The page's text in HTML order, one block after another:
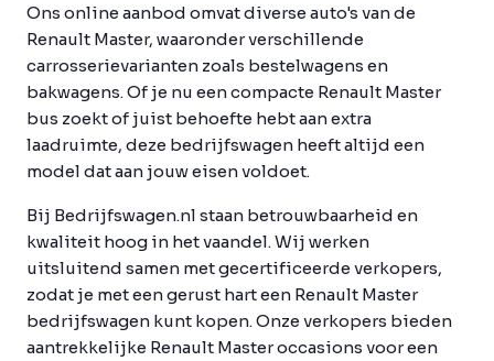
Ons online aanbod omvat diverse auto's van de
Renault Master, waaronder verschillende
carrosserievarianten zoals bestelwagens en
bakwagens. Of je nu een compacte Renault Master
bus zoekt of juist behoefte hebt aan extra
laadruimte, deze bedrijfswagen heeft altijd een
model dat aan jouw eisen voldoet.
Bij Bedrijfswagen.nl staan betrouwbaarheid en
kwaliteit hoog in het vaandel. Wij werken
uitsluitend samen met gecertificeerde verkopers,
zodat je met een gerust hart een Renault Master
bedrijfswagen kunt kopen. Onze verkopers bieden
aantrekkelijke Renault Master occasions voor een